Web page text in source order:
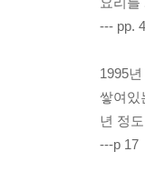
--- pp.
1995
쌓여있
년 정
---p 17